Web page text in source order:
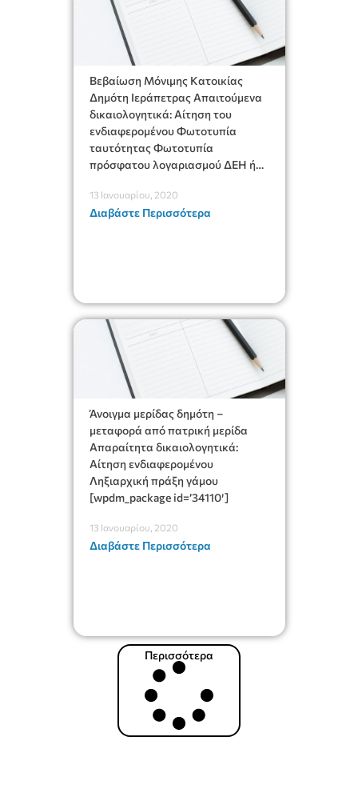
Βεβαίωση Μόνιμης Κατοικίας
Δημότη Ιεράπετρας Απαιτούμενα
δικαιολογητικά: Αίτηση του
ενδιαφερομένου Φωτοτυπία
ταυτότητας Φωτοτυπία
πρόσφατου λογαριασμού ΔΕΗ ή
Υπεύθυνη δήλωση του Ν.
1599/1986 για τη μονιμότητα της
13 Ιανουαρίου, 2020
Διαβάστε Περισσότερα
Άνοιγμα μερίδας δημότη –
μεταφορά από πατρική μερίδα
Απαραίτητα δικαιολογητικά:
Αίτηση ενδιαφερομένου
Ληξιαρχική πράξη γάμου
[wpdm_package id=’34110′]
13 Ιανουαρίου, 2020
Διαβάστε Περισσότερα
Περισσότερα